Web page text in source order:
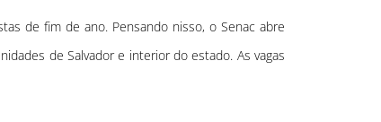
de fim de ano. Pensando nisso, o Senac abre
de Salvador e interior do estado. As vagas